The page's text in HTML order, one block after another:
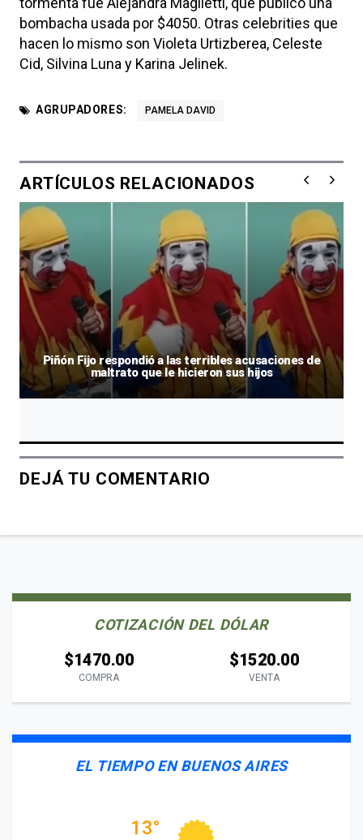
bombacha usada por $4050. Otras celebrities que
hacen lo mismo son Violeta Urtizberea, Celeste
Cid, Silvina Luna y Karina Jelinek.
AGRUPADORES: PAMELA DAVID
ARTÍCULOS RELACIONADOS
Piñón Fijo respondió a las terribles acusaciones de
maltrato que le hicieron sus hijos
DEJÁ TU COMENTARIO
COTIZACIÓN DEL DÓLAR
$1470.00
COMPRA
$1520.00
VENTA
EL TIEMPO EN BUENOS AIRES